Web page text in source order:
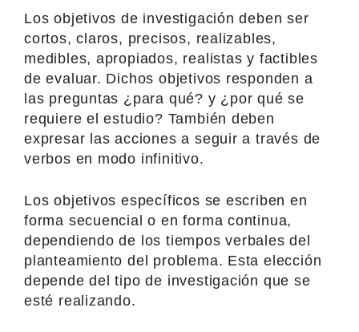
Los objetivos de investigación deben ser
cortos, claros, precisos, realizables,
medibles, apropiados, realistas y factibles
de evaluar. Dichos objetivos responden a
las preguntas ¿para qué? y ¿por qué se
requiere el estudio? También deben
expresar las acciones a seguir a través de
verbos en modo infinitivo.
Los objetivos específicos se escriben en
forma secuencial o en forma continua,
dependiendo de los tiempos verbales del
planteamiento del problema. Esta elección
depende del tipo de investigación que se
esté realizando.